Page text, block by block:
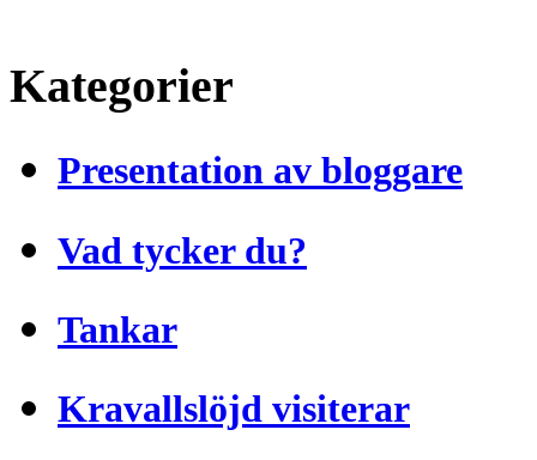
Kategorier
Presentation av bloggare
Vad tycker du?
Tankar
Kravallslöjd visiterar